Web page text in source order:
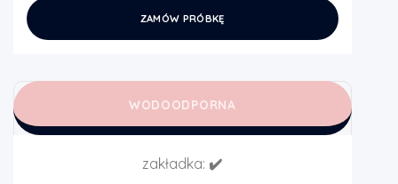
ZAMÓW PRÓBKĘ
WODOODPORNA
zakładka: ✔️